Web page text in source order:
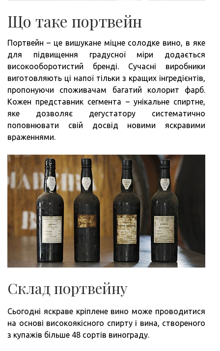
Що таке портвейн
Портвейн – це вишукане міцне солодке вино, в яке
для підвищення градусної міри додається
високооборотистий бренді. Сучасні виробники
виготовляють ці напої тільки з кращих інгредієнтів,
пропонуючи споживачам багатий колорит фарб.
Кожен представник сегмента – унікальне спиртне,
яке дозволяє дегустатору систематично
поповнювати свій досвід новими яскравими
враженнями.
Склад портвейну
Сьогодні яскраве кріплене вино може проводитися
на основі високоякісного спирту і вина, створеного
з купажів більше 48 сортів винограду.